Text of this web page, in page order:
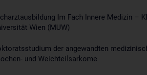
Im Fach Innere Medizin –
Wien (MUW)
der angewandten
und Weichteilsarkome